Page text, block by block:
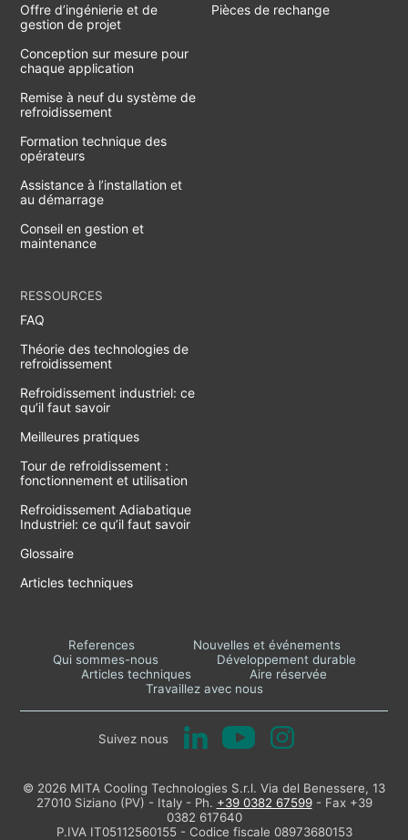
Offre d’ingénierie et de
gestion de projet
Conception sur mesure pour
chaque application
Remise à neuf du système de
refroidissement
Formation technique des
opérateurs
Assistance à l’installation et
au démarrage
Conseil en gestion et
maintenance
Pièces de rechange
RESSOURCES
FAQ
Théorie des technologies de
refroidissement
Refroidissement industriel: ce
qu’il faut savoir
Meilleures pratiques
Tour de refroidissement :
fonctionnement et utilisation
Refroidissement Adiabatique
Industriel: ce qu’il faut savoir
Glossaire
Articles techniques
References
Nouvelles et événements
Qui sommes-nous
Développement durable
Articles techniques
Aire réservée
Travaillez avec nous
Suivez nous
© 2026 MITA Cooling Technologies S.r.l. Via del Benessere, 13
27010 Siziano (PV) - Italy - Ph. +39 0382 67599- Fax +39
0382 617640
P.IVA IT05112560155 - Codice fiscale 08973680153